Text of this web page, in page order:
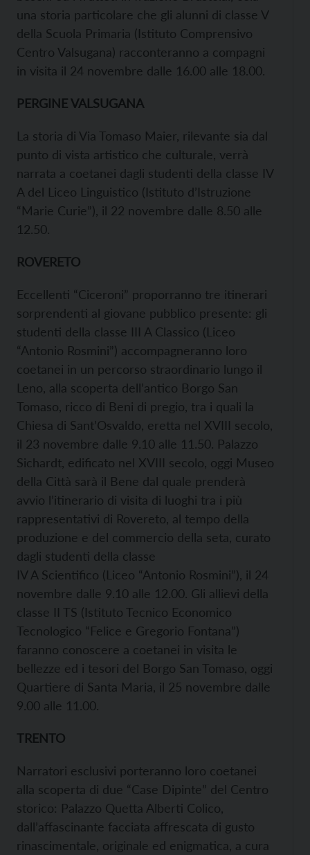
una storia particolare che gli alunni di classe V
della Scuola Primaria (Istituto Comprensivo
Centro Valsugana) racconteranno a compagni
in visita il 24 novembre dalle 16.00 alle 18.00.
PERGINE VALSUGANA
La storia di Via Tomaso Maier, rilevante sia dal
punto di vista artistico che culturale, verrà
narrata a coetanei dagli studenti della classe IV
A del Liceo Linguistico (Istituto d’Istruzione
“Marie Curie”), il 22 novembre dalle 8.50 alle
12.50.
ROVERETO
Eccellenti “Ciceroni” proporranno tre itinerari
sorprendenti al giovane pubblico presente: gli
studenti della classe III A Classico (Liceo
“Antonio Rosmini”) accompagneranno loro
coetanei in un percorso straordinario lungo il
Leno, alla scoperta dell’antico Borgo San
Tomaso, ricco di Beni di pregio, tra i quali la
Chiesa di Sant’Osvaldo, eretta nel XVIII secolo,
il 23 novembre dalle 9.10 alle 11.50. Palazzo
Sichardt, edificato nel XVIII secolo, oggi Museo
della Città sarà il Bene dal quale prenderà
avvio l’itinerario di visita di luoghi tra i più
rappresentativi di Rovereto, al tempo della
produzione e del commercio della seta, curato
dagli studenti della classe
IV A Scientifico (Liceo “Antonio Rosmini”), il 24
novembre dalle 9.10 alle 12.00. Gli allievi della
classe II TS (Istituto Tecnico Economico
Tecnologico “Felice e Gregorio Fontana”)
faranno conoscere a coetanei in visita le
bellezze ed i tesori del Borgo San Tomaso, oggi
Quartiere di Santa Maria, il 25 novembre dalle
9.00 alle 11.00.
TRENTO
Narratori esclusivi porteranno loro coetanei
alla scoperta di due “Case Dipinte” del Centro
storico: Palazzo Quetta Alberti Colico,
dall’affascinante facciata affrescata di gusto
rinascimentale, originale ed enigmatica, a cura